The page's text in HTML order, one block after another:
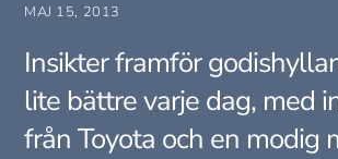
MAJ 15, 2013
Insikter framför
lite bättre varje dag, med
från Toyota och en modig